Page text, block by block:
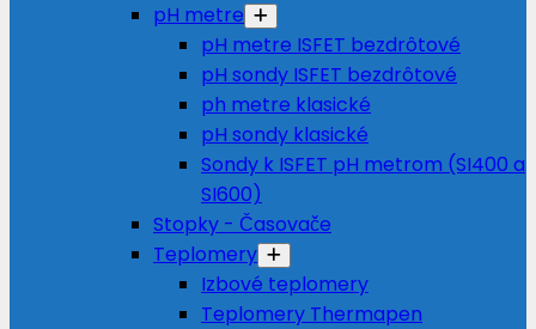
pH metre
pH metre ISFET bezdrôtové
pH sondy ISFET bezdrôtové
ph metre klasické
pH sondy klasické
Sondy k ISFET pH metrom (SI400 a
SI600)
Stopky - Časovače
Teplomery
Izbové teplomery
Teplomery Thermapen